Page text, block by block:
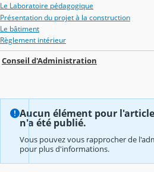
Le Laboratoire pédagogique
Présentation du projet à la construction
Le bâtiment
Règlement intérieur
Conseil d'Administration
Aucun élément pour
n'a été publié.
Vous pouvez vous rapprocher de
pour plus d'informations.